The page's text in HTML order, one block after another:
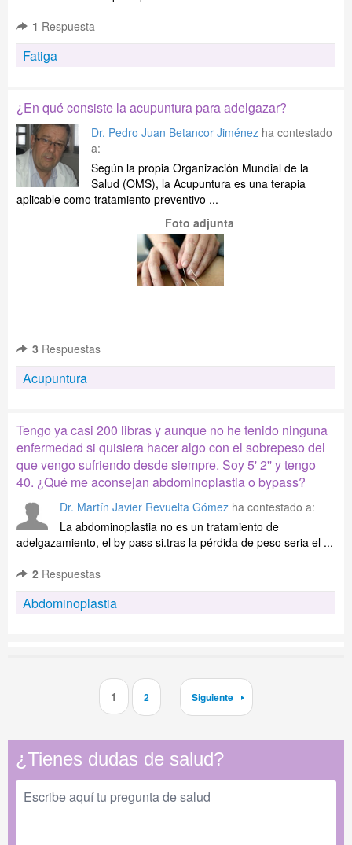
1 Respuesta
Fatiga
¿En qué consiste la acupuntura para adelgazar?
Dr. Pedro Juan Betancor Jiménez ha contestado
a:
Según la propia Organización Mundial de la
Salud (OMS), la Acupuntura es una terapia
aplicable como tratamiento preventivo ...
Foto adjunta
3 Respuestas
Acupuntura
Tengo ya casi 200 libras y aunque no he tenido ninguna
enfermedad si quisiera hacer algo con el sobrepeso del
que vengo sufriendo desde siempre. Soy 5' 2'' y tengo
40. ¿Qué me aconsejan abdominoplastia o bypass?
Dr. Martín Javier Revuelta Gómez ha contestado a:
La abdominoplastia no es un tratamiento de
adelgazamiento, el by pass si.tras la pérdida de peso seria el ...
2 Respuestas
Abdominoplastia
1 2 Siguiente
¿Tienes dudas de salud?